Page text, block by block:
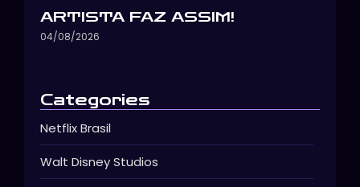
ARTISTA FAZ ASSIM!
04/08/2026
Categories
Netflix Brasil
Walt Disney Studios